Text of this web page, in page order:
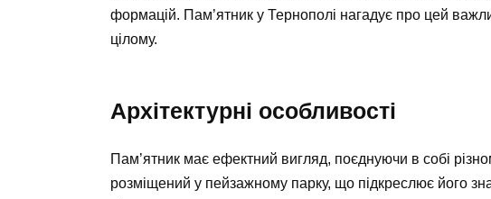
формацій. Пам’ятник у Тернополі нагадує про цей
цілому.
Архітектурні особливості
Пам’ятник має ефектний вигляд, поєднуючи в собі
розміщений у пейзажному парку, що підкреслює його